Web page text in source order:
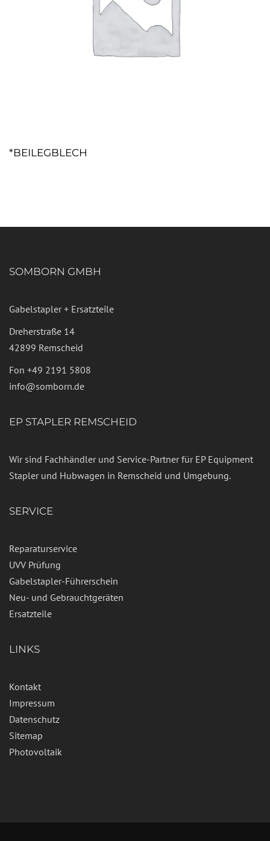
*BEILEGBLECH
SOMBORN GMBH
Gabelstapler + Ersatzteile
Dreherstraße 14
42899 Remscheid
Fon +49 2191 5808
info@somborn.de
EP STAPLER REMSCHEID
Wir sind Fachhändler und Service-Partner für EP Equipment
Stapler und Hubwagen in Remscheid und Umgebung.
SERVICE
Reparaturservice
UVV Prüfung
Gabelstapler-Führerschein
Neu- und Gebrauchtgeräten
Ersatzteile
LINKS
Kontakt
Impressum
Datenschutz
Sitemap
Photovoltaik